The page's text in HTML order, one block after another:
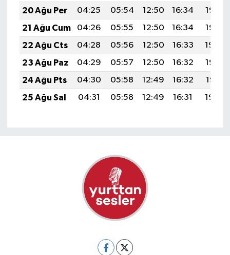
20 Ağu Per
04:25 05:54 12:50 16:34
19:36
21 Ağu Cum
04:26 05:55 12:50 16:34
19:35
22 Ağu Cts
04:28 05:56 12:50 16:33
19:34
23 Ağu Paz
04:29 05:57 12:50 16:32
19:32
24 Ağu Pts
04:30 05:58 12:49 16:32
19:31
25 Ağu Sal
04:31 05:58 12:49 16:31 19:30